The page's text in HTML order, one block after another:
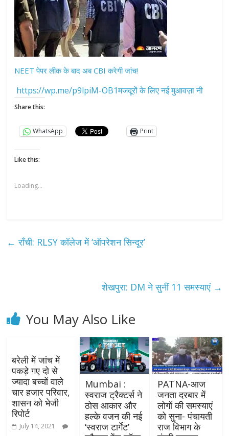
NEET पेपर लीक के बाद अब CBI करेगी जांच!
https://wp.me/p9lpiM-OB1मजदूरों के लिए नई मुआवज़ा नी
Share this:
WhatsApp Print
Like this:
Loading...
← राँची: RLSY कॉलेज में ‘ऑपरेशन सिन्दूर’
शेखपुरा: DM ने सुनीं 11 समस्याएं →
You May Also Like
बरेली में जांच में
पकड़े गए दो से
ज्यादा बच्चों वाले
चार हजार परिवार,
शासन को भेजी
रिपोर्ट
July 14, 2021
Mumbai :
स्वराज ट्रैक्टर्स ने
ठोस आकार और
हल्के वजन की नई
‘स्वराज टार्गेट’
PATNA-आज
जनता दरबार में
लोगों की समस्याएं
को सुना- पंचायती
राज विभाग के